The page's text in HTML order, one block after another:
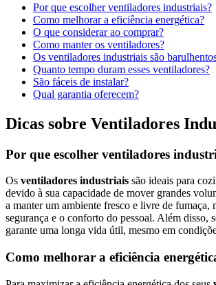
Por que escolher ventiladores industriais?
Como melhorar a eficiência energética?
O que considerar ao comprar?
Como manter os ventiladores?
Os ventiladores industriais são
Quanto tempo duram esses ventiladores?
São fáceis de instalar?
Qual garantia oferecem?
Dicas sobre Ventiladores
Por que escolher ventiladores
Os ventiladores industriais são ideais para
devido à sua capacidade de mover grandes
a manter um ambiente fresco e livre de fumaça,
segurança e o conforto do pessoal. Além disso,
garante uma longa vida útil, mesmo em
Como melhorar a eficiência